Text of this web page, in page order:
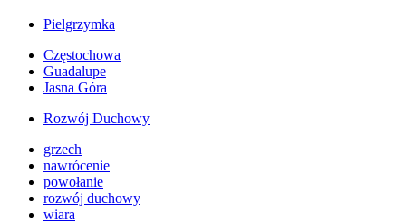
Pielgrzymka
Częstochowa
Guadalupe
Jasna Góra
Rozwój Duchowy
grzech
nawrócenie
powołanie
rozwój duchowy
wiara